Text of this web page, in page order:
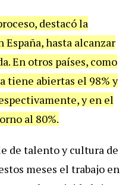
destacó la
hasta alcanzar
En otros países, como
tiene abiertas el 98% y
y en el
al 80%.
de talento y cultura de
meses el trabajo en